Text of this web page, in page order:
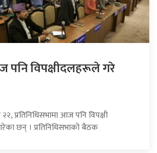
विपक्षीदलहरूले गरे
प्रतिनिधिसभामा आज पनि विपक्षी
छन् । प्रतिनिधिसभाको बैठक